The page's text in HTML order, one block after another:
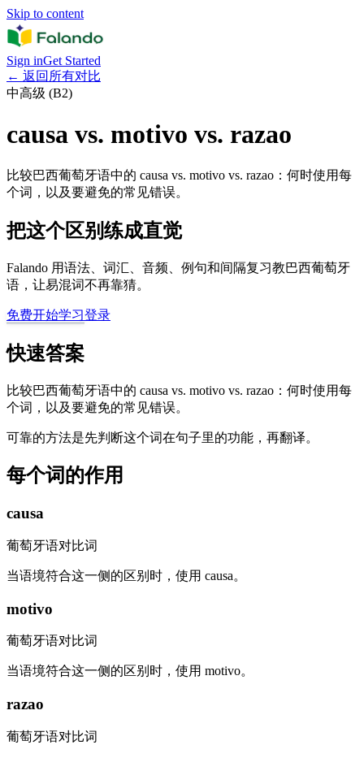
Skip to content
Sign inGet Started
← 返回所有对比
中高级 (B2)
causa vs. motivo vs. razao
比较巴西葡萄牙语中的 causa vs. motivo vs. razao：何时使用每
个词，以及要避免的常见错误。
把这个区别练成直觉
Falando 用语法、词汇、音频、例句和间隔复习教巴西葡萄牙
语，让易混词不再靠猜。
免费开始学习登录
快速答案
比较巴西葡萄牙语中的 causa vs. motivo vs. razao：何时使用每
个词，以及要避免的常见错误。
可靠的方法是先判断这个词在句子里的功能，再翻译。
每个词的作用
causa
葡萄牙语对比词
当语境符合这一侧的区别时，使用 causa。
motivo
葡萄牙语对比词
当语境符合这一侧的区别时，使用 motivo。
razao
葡萄牙语对比词